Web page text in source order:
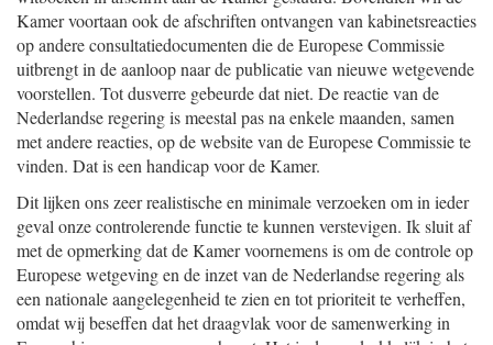
Kamer voortaan ook de afschriften ontvangen van kabinetsreacties
op andere consultatiedocumenten die de Europese Commissie
uitbrengt in de aanloop naar de publicatie van nieuwe wetgevende
voorstellen. Tot dusverre gebeurde dat niet. De reactie van de
Nederlandse regering is meestal pas na enkele maanden, samen
met andere reacties, op de website van de Europese Commissie te
vinden. Dat is een handicap voor de Kamer.
Dit lijken ons zeer realistische en minimale verzoeken om in ieder
geval onze controlerende functie te kunnen verstevigen. Ik sluit af
met de opmerking dat de Kamer voornemens is om de controle op
Europese wetgeving en de inzet van de Nederlandse regering als
een nationale aangelegenheid te zien en tot prioriteit te verheffen,
omdat wij beseffen dat het draagvlak voor de samenwerking in